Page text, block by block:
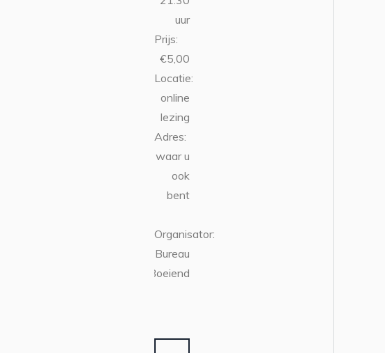
uur
Prijs:
€5,00
Locatie:
online
lezing
Adres:
waar u
ook
bent
Organisator:
Bureau
Boeiend